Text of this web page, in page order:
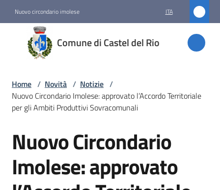
Nuovo circondario imolese ITA
Comune di Castel del Rio
Comune
di
Castel
Novità
Menu selezionato
Servizi
Home / Novità / Notizie /
Nuovo Circondario Imolese: approvato l’Accordo Territoriale
per gli Ambiti Produttivi Sovracomunali
Salta al contenuto
Nuovo Circondario
Imolese: approvato